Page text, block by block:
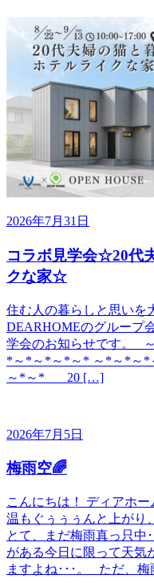
2026年7月31日
コラボ見学会☆20代
クな家☆
住む人の暮らしと思いを
DEARHOMEのグループ
学会のお知らせです。
*～*～*～*～* ～*～*～
～*～* 20 […]
2026年7月5日
梅雨空🌈
こんにちは！ ディアホ
温もぐぅぅぅんと上が
とて、まだ梅雨真っ只中
がある今日に限って天気
ますよね･･･。 ただ、